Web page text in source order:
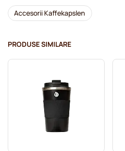
Accesorii Kaffekapslen
PRODUSE SIMILARE